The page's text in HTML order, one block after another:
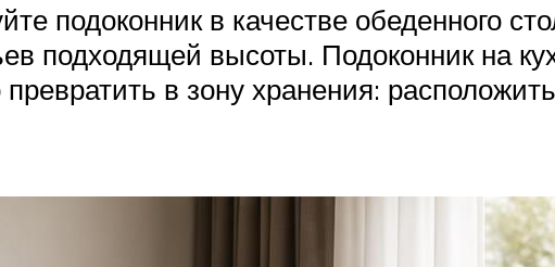
подоконник в качестве обеденного
подходящей высоты. Подоконник на
в зону хранения: